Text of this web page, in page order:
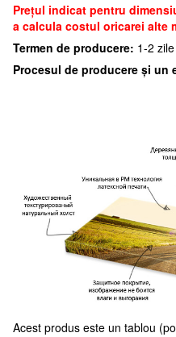
Preţul indicat pentru
a calcula costul oricarei alte
Termen de producere: 1-2
Procesul de producere și un
Acest produs este un tablou